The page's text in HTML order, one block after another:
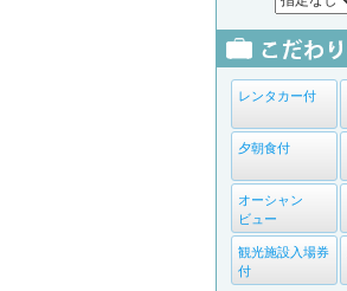
レンタカー付
夕朝食付
オーシャン
ビュー
観光施設入場券
付